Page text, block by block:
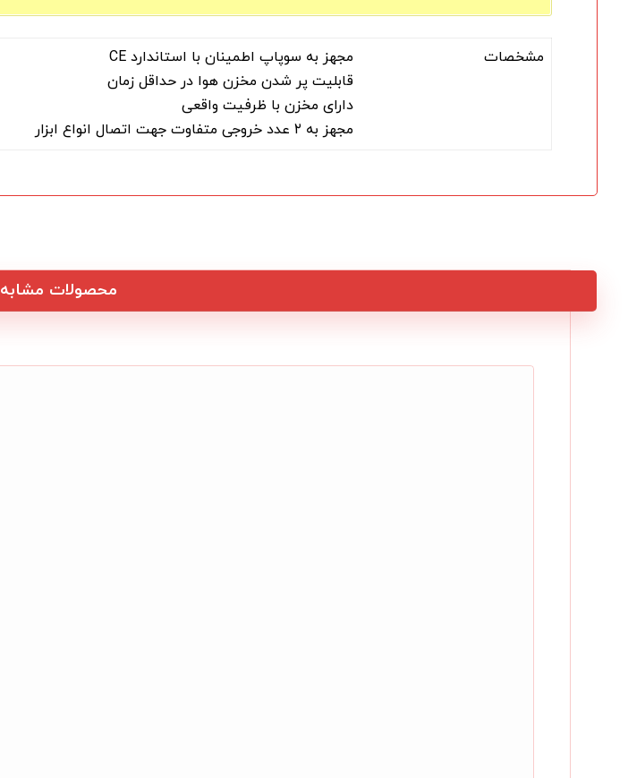
مشخصات
مجهز به سوپاپ اطمینان با استاندارد CE
قابلیت پر شدن مخزن هوا در حداقل زمان
دارای مخزن با ظرفیت واقعی
مجهز به ۲ عدد خروجی متفاوت جهت اتصال انواع ابزار
محصولات مشابه